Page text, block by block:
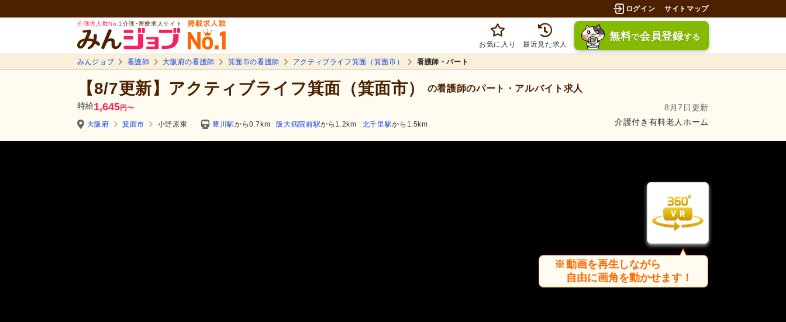
ログイン サイトマップ
介護求人数No.1 介護･医療求人サイト
お気に入り 最近見た求人
無料で会員登録する
みんジョブ 看護師 大阪府の看護師 箕面市の看護師 アクティブライフ箕面（箕面市） 看護師・パート
【8/7更新】アクティブライフ箕面（箕面市） の看護師のパート・アルバイト求人
時給1,645円〜
8月7日更新
介護付き有料老人ホーム
大阪府 箕面市 小野原東 豊川駅から0.7km 阪大病院前駅から1.2km 北千里駅から1.5km
動画を再生しながら
自由に画角を動かせます！